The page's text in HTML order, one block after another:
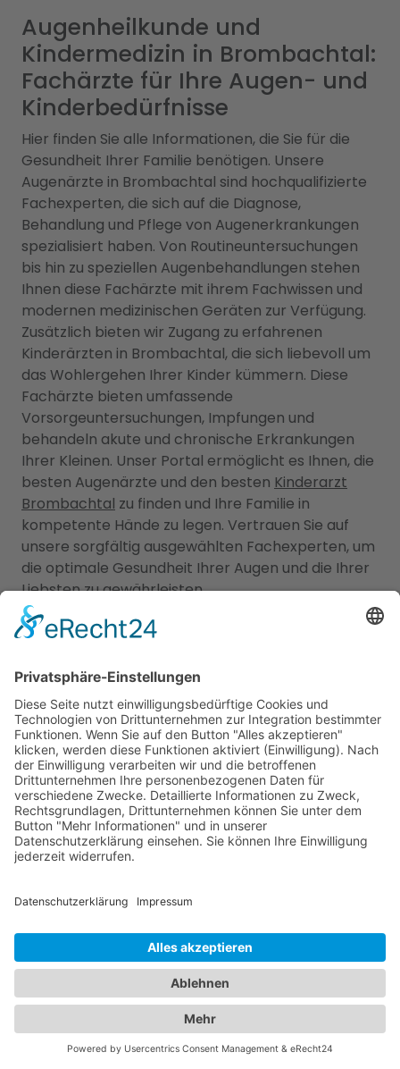
Augenheilkunde und
Kindermedizin in Brombachtal:
Fachärzte für Ihre Augen- und
Kinderbedürfnisse
Hier finden Sie alle Informationen, die Sie für die
Gesundheit Ihrer Familie benötigen. Unsere
Augenärzte in Brombachtal sind hochqualifizierte
Fachexperten, die sich auf die Diagnose,
Behandlung und Pflege von Augenerkrankungen
spezialisiert haben. Von Routineuntersuchungen
bis hin zu speziellen Augenbehandlungen stehen
Ihnen diese Fachärzte mit ihrem Fachwissen und
modernen medizinischen Geräten zur Verfügung.
Zusätzlich bieten wir Zugang zu erfahrenen
Kinderärzten in Brombachtal, die sich liebevoll um
das Wohlergehen Ihrer Kinder kümmern. Diese
Fachärzte bieten umfassende
Vorsorgeuntersuchungen, Impfungen und
behandeln akute und chronische Erkrankungen
Ihrer Kleinen. Unser Portal ermöglicht es Ihnen, die
besten Augenärzte und den besten Kinderarzt
Brombachtal zu finden und Ihre Familie in
kompetente Hände zu legen. Vertrauen Sie auf
unsere sorgfältig ausgewählten Fachexperten, um
die optimale Gesundheit Ihrer Augen und die Ihrer
Liebsten zu gewährleisten.
Das ist nah!
Branchenbuch
Unternehmen hinzufügen
Anzeigenschaltung
Rechtliches
Impressum
Datenschutz